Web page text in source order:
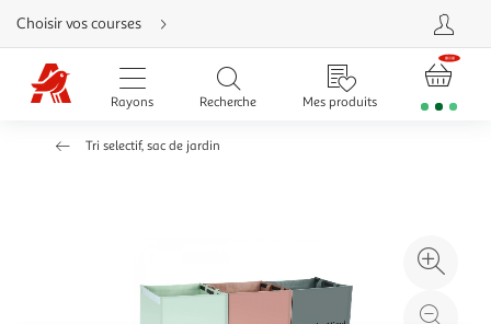
Aller
directement
au
contenu
Aller
directement
Aller
Choisir vos courses
Rayons Recherche Mes produits
Tri selectif, sac de jardin